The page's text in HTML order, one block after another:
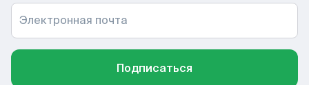
Электронная почта
Подписаться